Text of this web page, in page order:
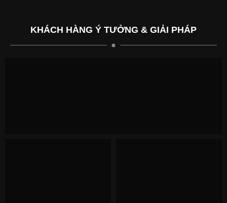
KHÁCH HÀNG Ý TƯỞNG & GIẢI PHÁP